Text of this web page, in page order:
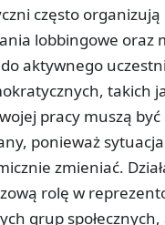
często
lobbingowe oraz
do aktywnego
takich
pracy muszą być
ponieważ
zmieniać.
rolę w
grup społecznych,